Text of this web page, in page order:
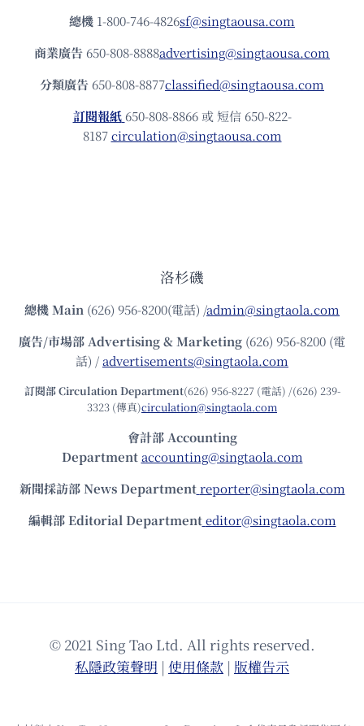
總機 1-800-746-4826sf@singtaousa.com
商業廣告 650-808-8888advertising@singtaousa.com
分類廣告 650-808-8877classified@singtaousa.com
訂閱報紙 650-808-8866 或 短信 650-822-
8187circulation@singtaousa.com
洛杉磯
總機Main (626) 956-8200(電話) /admin@singtaola.com
廣告/市場部Advertising & Marketing (626) 956-8200 (電
話) /advertisements@singtaola.com
訂閱部 Circulation Department(626) 956-8227 (電話) /(626) 239-
3323 (傳真)circulation@singtaola.com
會計部 Accounting
Department accounting@singtaola.com
新聞採訪部 News Department reporter@singtaola.com
編輯部 Editorial Department editor@singtaola.com
© 2021 Sing Tao Ltd. All rights reserved.
私隱政策聲明 | 使⽤條款 | 版權告⽰